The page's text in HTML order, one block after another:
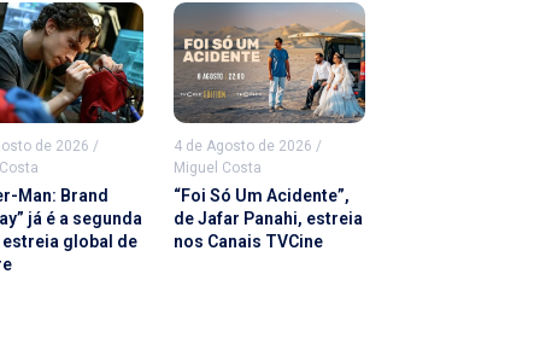
de 2026 /
Man: Brand
já é a segunda
global de
4 de Agosto de 2026 /
Miguel Costa
“Foi Só Um Acidente”,
de Jafar Panahi, estreia
nos Canais TVCine